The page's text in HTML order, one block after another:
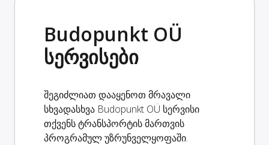
Budopunkt OÜ
სერვისები
შეგიძლიათ დააყენოთ მრავალი
სხვადასხვა Budopunkt OÜ სერვისი
თქვენს ტრანსპორტის მართვის
პროგრამულ უზრუნველყოფაში.